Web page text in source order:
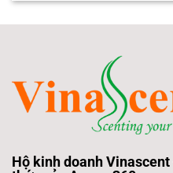
Hộ kinh doanh